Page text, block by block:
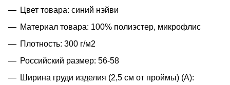
Цвет товара: синий нэйви
Материал товара: 100% полиэстер, микрофлис
Плотность: 300 г/м2
Российский размер: 56-58
Ширина груди изделия (2,5 см от проймы) (A):